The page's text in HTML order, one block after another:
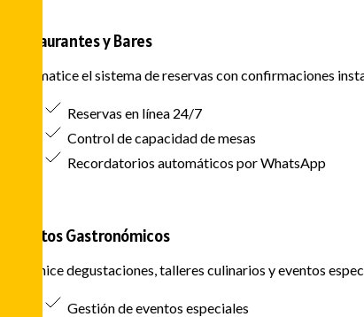
Restaurantes y Bares
Automatice el sistema de reservas con confirmaciones
Reservas en línea 24/7
Control de capacidad de mesas
Recordatorios automáticos por WhatsApp
Eventos Gastronómicos
Organice degustaciones, talleres culinarios y eventos
Gestión de eventos especiales